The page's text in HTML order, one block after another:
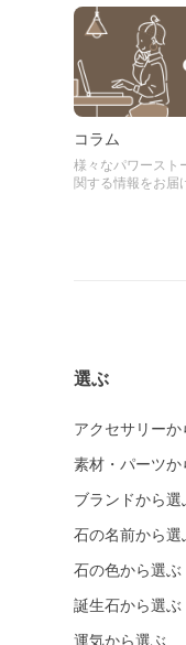
コラム
様々なパワースト
関する情報をお届
選ぶ
アクセサリーか
素材・パーツか
ブランドから選
石の名前から選
石の色から選ぶ
誕生石から選ぶ
運気から選ぶ